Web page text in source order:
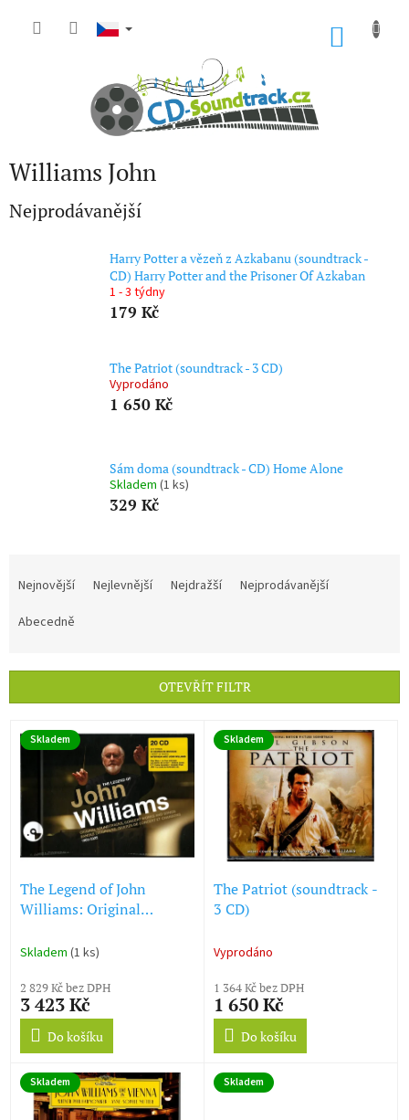
Williams John
Nejprodávanější
Harry Potter a vězeň z Azkabanu (soundtrack -
CD) Harry Potter and the Prisoner Of Azkaban
1 - 3 týdny
179 Kč
The Patriot (soundtrack - 3 CD)
Vyprodáno
1 650 Kč
Sám doma (soundtrack - CD) Home Alone
Skladem (1 ks)
329 Kč
r
Nejnovější Nejlevnější Nejdražší
Nejprodávanější
Abecedně
OTEVŘÍT FILTR
V Skladem
The Legend of John
Williams: Original
Works & Songs (20 CD)
Skladem (1 ks)
2 829 Kč bez DPH
3 423 Kč
Do košíku
Skladem
The Patriot (soundtrack -
3 CD)
Vyprodáno
1 364 Kč bez DPH
1 650 Kč
Do košíku
Skladem Skladem